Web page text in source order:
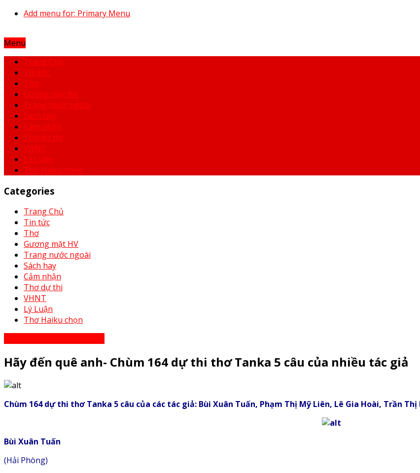
Add menu for: Primary Menu
Menu
Trang Chủ
Tin tức
Thơ
Gương mặt HV
Trang nước ngoài
Sách hay
Cảm nhận
Thơ dự thi
VHNT
Lý Luận
Thơ Haiku chọn
Categories
Trang Chủ
Tin tức
Thơ
Gương mặt HV
Trang nước ngoài
Sách hay
Cảm nhận
Thơ dự thi
VHNT
Lý Luận
Thơ Haiku chọn
Hãy đến quê anh- Chùm 164 dự thi thơ Tanka 5 câu của nhiều tác giả
Chùm 164 dự thi thơ Tanka 5 câu của các tác giả: Bùi Xuân Tuấn, Phạm Thị Mỹ Liên, Lê Gia Hoài, Trần
Bùi Xuân Tuấn
(Hải Phòng)